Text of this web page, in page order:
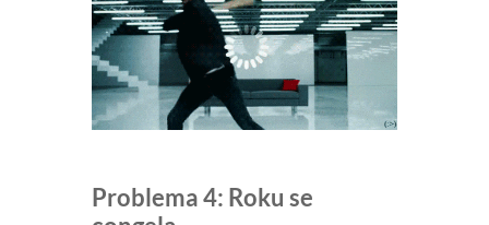
Problema 4: Roku se